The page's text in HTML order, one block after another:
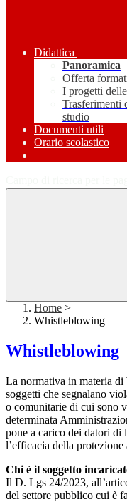
Didattica
Panoramica
Offerta
I progetti
Trasferimenti
studio
Documenti utili
Orario scolastico
Home >
Whistleblowing
Whistleblowing
La normativa in materia
soggetti che segnalano
o comunitarie di cui sono
determinata
pone a carico dei datori di
l’efficacia della
Chi è il soggetto
Il D. Lgs 24/2023,
del settore pubblico cui è